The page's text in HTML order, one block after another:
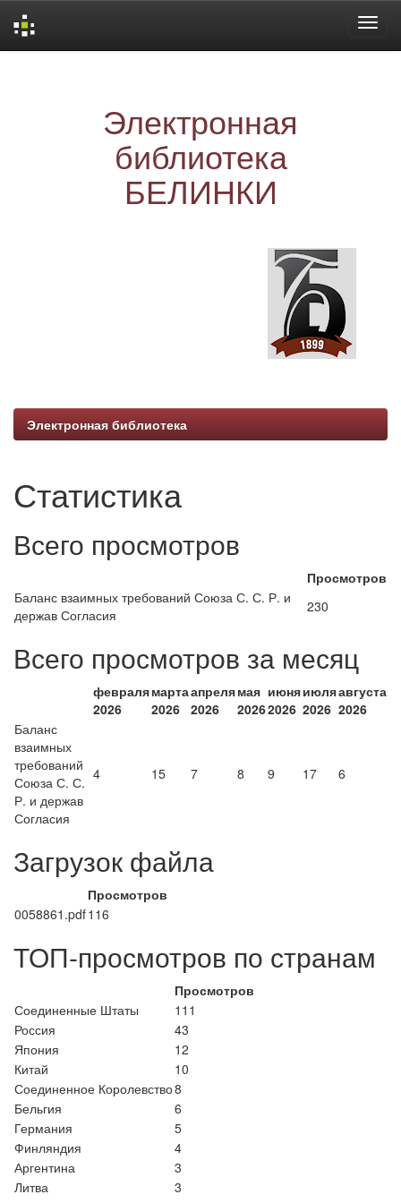
Электронная
библиотека
БЕЛИНКИ
Электронная библиотека
Статистика
Всего просмотров
Просмотров
Баланс взаимных требований Союза С. С. Р. и
держав Согласия
230
Всего просмотров за месяц
февраля
2026
марта
2026
апреля
2026
мая
2026
июня
2026
июля
2026
августа
2026
Баланс
взаимных
требований
Союза С. С.
Р. и держав
Согласия
4 15 7 8 9 17 6
Загрузок файла
Просмотров
0058861.pdf116
ТОП-просмотров по странам
Просмотров
Соединенные Штаты
111
Россия
43
Япония
12
Китай
10
Соединенное Королевство8
Бельгия
6
Германия
5
Финляндия
4
Аргентина
3
Литва
3